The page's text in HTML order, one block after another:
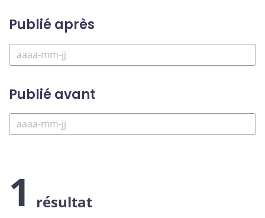
Publié après
Publié avant
1 résultat